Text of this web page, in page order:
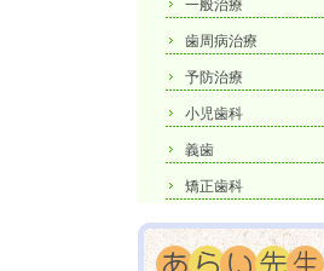
一般治療
歯周病治療
予防治療
小児歯科
義歯
矯正歯科